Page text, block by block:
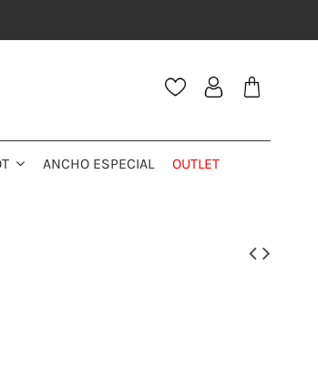
ANCHO ESPECIAL OUTLET